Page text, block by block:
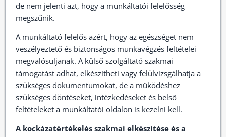
de nem jelenti azt, hogy a munkáltatói felelősség
megszűnik.
A munkáltató felelős azért, hogy az egészséget nem
veszélyeztető és biztonságos munkavégzés feltételei
megvalósuljanak. A külső szolgáltató szakmai
támogatást adhat, elkészítheti vagy felülvizsgálhatja a
szükséges dokumentumokat, de a működéshez
szükséges döntéseket, intézkedéseket és belső
feltételeket a munkáltatói oldalon is kezelni kell.
A kockázatértékelés szakmai elkészítése és a